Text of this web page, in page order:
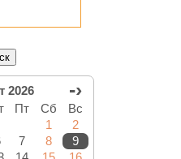
2026 -›
Пт Сб
Вс
1
2
7 8
9